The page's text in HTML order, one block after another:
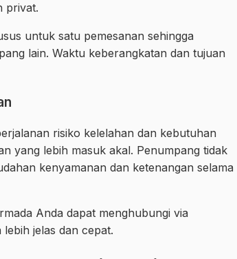
privat.
untuk satu pemesanan sehingga
lain. Waktu keberangkatan dan tujuan
risiko kelelahan dan kebutuhan
yang lebih masuk akal. Penumpang tidak
kenyamanan dan ketenangan selama
Anda dapat menghubungi via
jelas dan cepat.